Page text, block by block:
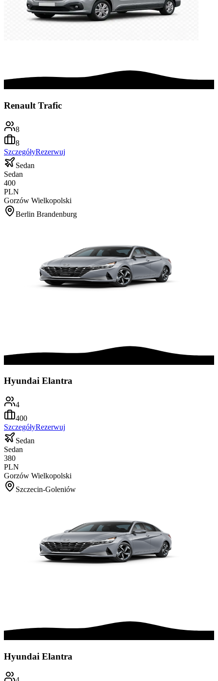
Renault Trafic
8
8
SzczegółyRezerwuj
Sedan
Sedan
400
PLN
Gorzów Wielkopolski
Berlin Brandenburg
Hyundai Elantra
4
400
SzczegółyRezerwuj
Sedan
Sedan
380
PLN
Gorzów Wielkopolski
Szczecin-Goleniów
Hyundai Elantra